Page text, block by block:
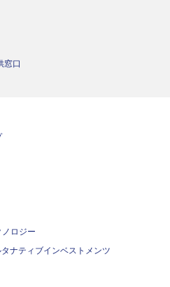
窓口
ロジー
ナティブインベストメンツ